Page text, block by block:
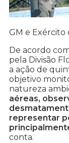
GM e Exército
De acordo
pela Divisão
a ação de
objetivo
natureza
aéreas,
representar
conta.